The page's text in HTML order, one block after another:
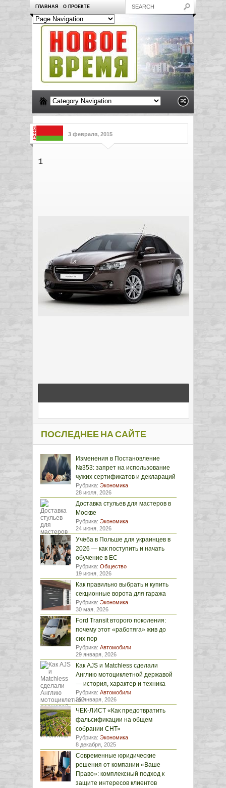
ГЛАВНАЯ О ПРОЕКТЕ
3 февраля, 2015
1
ПОСЛЕДНЕЕ НА САЙТЕ
Изменения в Постановление
№353: запрет на использование
чужих сертификатов и деклараций
Рубрика: Экономика
28 июля, 2026
Доставка стульев для мастеров в
Москве
Рубрика: Экономика
24 июня, 2026
Учёба в Польше для украинцев в
2026 — как поступить и начать
обучение в ЕС
Рубрика: Общество
19 июня, 2026
Как правильно выбрать и купить
секционные ворота для гаража
Рубрика: Экономика
30 мая, 2026
Ford Transit второго поколения:
почему этот «работяга» жив до
сих пор
Рубрика: Автомобили
29 января, 2026
Как AJS и Matchless сделали
Англию мотоциклетной державой
— история, характер и техника
Рубрика: Автомобили
29 января, 2026
ЧЕК-ЛИСТ «Как предотвратить
фальсификации на общем
собрании СНТ»
Рубрика: Экономика
8 декабря, 2025
Современные юридические
решения от компании «Ваше
Право»: комплексный подход к
защите интересов клиентов